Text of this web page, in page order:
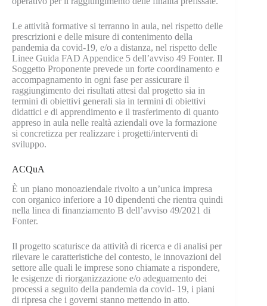
Le attività formative si terranno in aula, nel rispetto delle
prescrizioni e delle misure di contenimento della
pandemia da covid-19, e/o a distanza, nel rispetto delle
Linee Guida FAD Appendice 5 dell’avviso 49 Fonter. Il
Soggetto Proponente prevede un forte coordinamento e
accompagnamento in ogni fase per assicurare il
raggiungimento dei risultati attesi dal progetto sia in
termini di obiettivi generali sia in termini di obiettivi
didattici e di apprendimento e il trasferimento di quanto
appreso in aula nelle realtà aziendali ove la formazione
si concretizza per realizzare i progetti/interventi di
sviluppo.
ACQuA
È un piano monoaziendale rivolto a un’unica impresa
con organico inferiore a 10 dipendenti che rientra quindi
nella linea di finanziamento B dell’avviso 49/2021 di
Fonter.
Il progetto scaturisce da attività di ricerca e di analisi per
rilevare le caratteristiche del contesto, le innovazioni del
settore alle quali le imprese sono chiamate a rispondere,
le esigenze di riorganizzazione e/o adeguamento dei
processi a seguito della pandemia da covid- 19, i piani
di ripresa che i governi stanno mettendo in atto.